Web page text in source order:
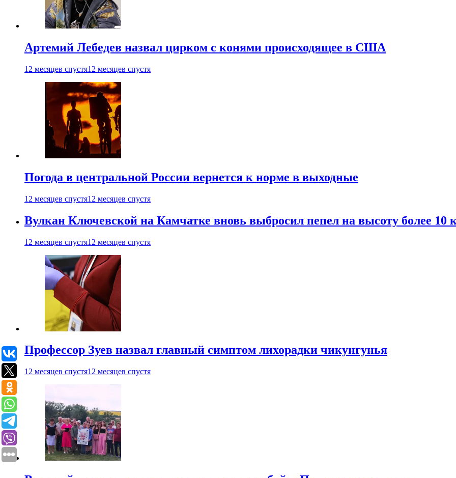
Артемий Лебедев назвал цирком с конями происходящее в США
12 месяцев спустя12 месяцев спустя
Погода в центральной России вернется к норме в выходные
12 месяцев спустя12 месяцев спустя
Вулкан Ключевской на Камчатке вновь выбросил пепел на высоту более 10
12 месяцев спустя12 месяцев спустя
Профессор Зуев назвал главный симптом лихорадки чикунгунья
12 месяцев спустя12 месяцев спустя